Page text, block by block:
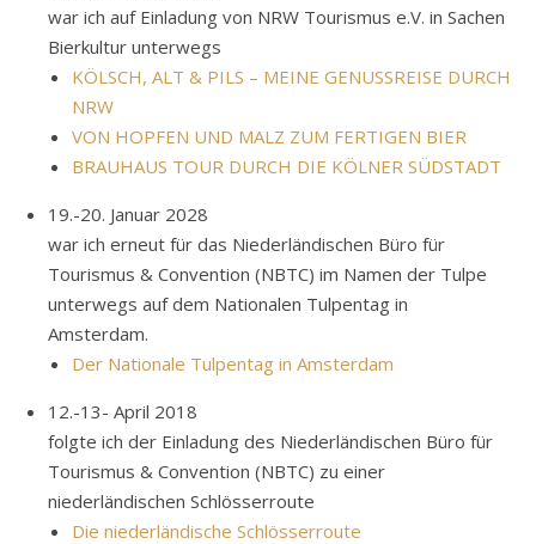
war ich auf Einladung von NRW Tourismus e.V. in Sachen
Bierkultur unterwegs
KÖLSCH, ALT & PILS – MEINE GENUSSREISE DURCH
NRW
VON HOPFEN UND MALZ ZUM FERTIGEN BIER
BRAUHAUS TOUR DURCH DIE KÖLNER SÜDSTADT
19.-20. Januar 2028
war ich erneut für das Niederländischen Büro für
Tourismus & Convention (NBTC) im Namen der Tulpe
unterwegs auf dem Nationalen Tulpentag in
Amsterdam.
Der Nationale Tulpentag in Amsterdam
12.-13- April 2018
folgte ich der Einladung des Niederländischen Büro für
Tourismus & Convention (NBTC) zu einer
niederländischen Schlösserroute
Die niederländische Schlösserroute